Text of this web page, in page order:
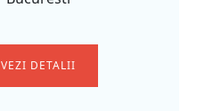
VEZI DETALII